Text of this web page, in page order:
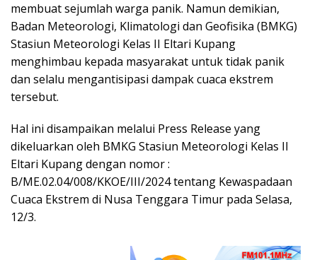
membuat sejumlah warga panik. Namun demikian,
Badan Meteorologi, Klimatologi dan Geofisika (BMKG)
Stasiun Meteorologi Kelas II Eltari Kupang
menghimbau kepada masyarakat untuk tidak panik
dan selalu mengantisipasi dampak cuaca ekstrem
tersebut.
Hal ini disampaikan melalui Press Release yang
dikeluarkan oleh BMKG Stasiun Meteorologi Kelas II
Eltari Kupang dengan nomor :
B/ME.02.04/008/KKOE/III/2024 tentang Kewaspadaan
Cuaca Ekstrem di Nusa Tenggara Timur pada Selasa,
12/3.